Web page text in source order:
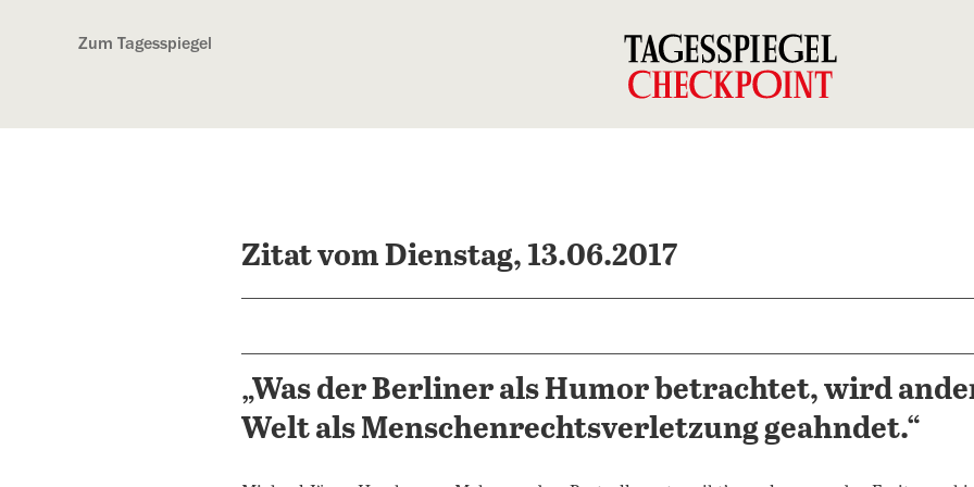
Zum Tagesspiegel
Zitat vom Dienstag, 13.06.2017
„Was der Berliner als Humor betrachtet, wird
Welt als Menschenrechtsverletzung geahndet.“